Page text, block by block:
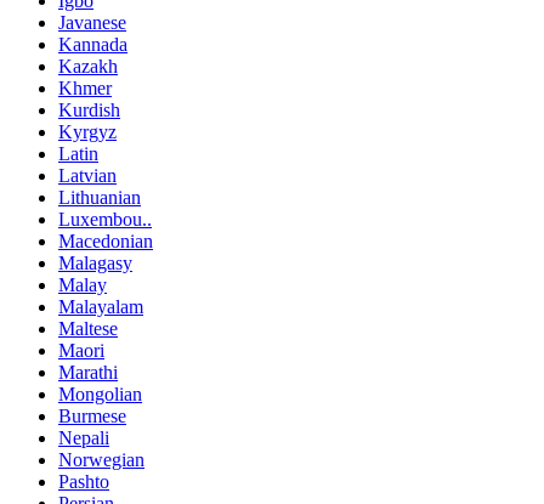
Javanese
Kannada
Kazakh
Khmer
Kurdish
Kyrgyz
Latin
Latvian
Lithuanian
Luxembou..
Macedonian
Malagasy
Malay
Malayalam
Maltese
Maori
Marathi
Mongolian
Burmese
Nepali
Norwegian
Pashto